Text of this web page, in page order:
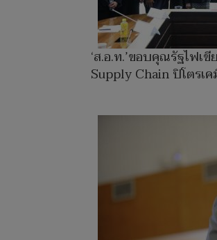
‘ส.อ.ท.’ขอบคุณรัฐไฟเขี
Supply Chain ปิโตรเ